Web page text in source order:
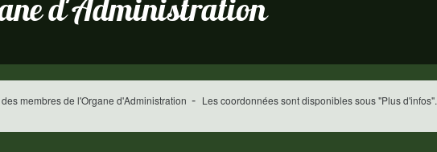
d'Administration
membres de l'Organe d'Administration - Les coordonnées sont disponibles sous "Plus d'infos".